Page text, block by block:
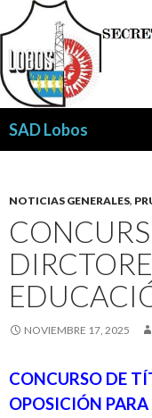
SAD Lobos
NOTICIAS GENERALES,
NOVIEMBRE 17, 2025
CONCURSO DE
OPOSICIÓN